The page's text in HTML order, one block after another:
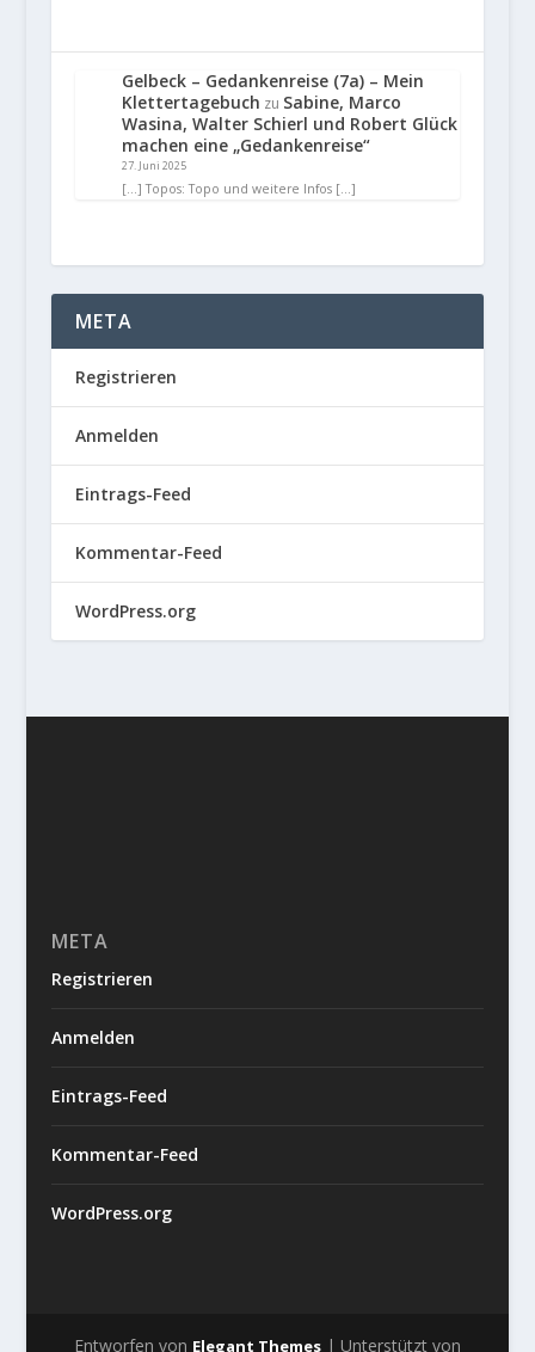
Gelbeck – Gedankenreise (7a) – Mein
Klettertagebuch zu Sabine, Marco
Wasina, Walter Schierl und Robert Glück
machen eine „Gedankenreise“
27. Juni 2025
[…] Topos: Topo und weitere Infos […]
META
Registrieren
Anmelden
Eintrags-Feed
Kommentar-Feed
WordPress.org
META
Registrieren
Anmelden
Eintrags-Feed
Kommentar-Feed
WordPress.org
Entworfen von Elegant Themes| Unterstützt von